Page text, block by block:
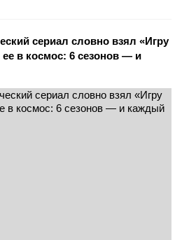
сериал словно взял «Игру
в космос: 6 сезонов — и